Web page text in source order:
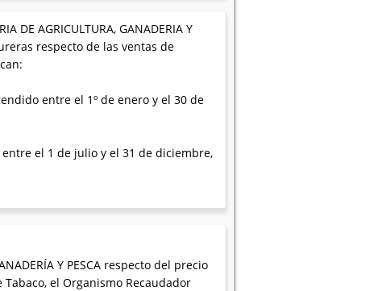
AGRICULTURA, GANADERIA Y
respecto de las ventas de
entre el 1º de enero y el 30 de
el 1 de julio y el 31 de diciembre,
Y PESCA respecto del precio
el Organismo Recaudador